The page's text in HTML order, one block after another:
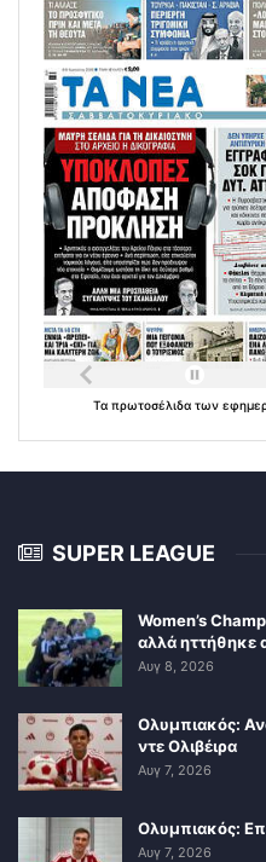
Τα πρωτοσέλιδα των
SUPER LEAGUE
Women’s
αλλά ηττήθηκε
Αυγ 8, 2026
Ολυμπιακός:
ντε Ολιβέιρα
Αυγ 7, 2026
Ολυμπιακός:
Αυγ 7, 2026